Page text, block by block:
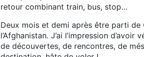
retour combinant train, bus, stop…
Deux mois et demi après être parti
l’Afghanistan. J’ai l’impression
de découvertes, de rencontres, de